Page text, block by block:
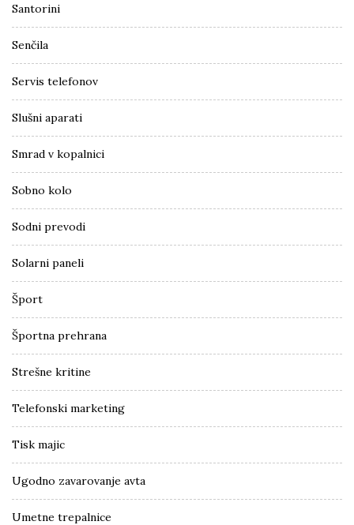
Santorini
Senčila
Servis telefonov
Slušni aparati
Smrad v kopalnici
Sobno kolo
Sodni prevodi
Solarni paneli
Šport
Športna prehrana
Strešne kritine
Telefonski marketing
Tisk majic
Ugodno zavarovanje avta
Umetne trepalnice